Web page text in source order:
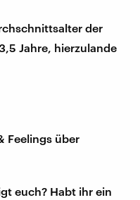
der
Jahre, hierzulande
Feelings über
euch? Habt ihr ein